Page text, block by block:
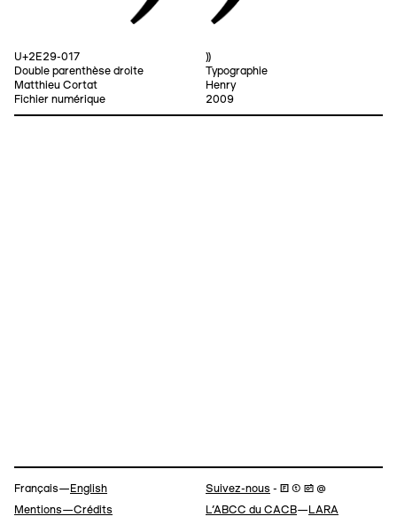
U+2E29-017
Double parenthèse droite
⸩
Typographie
Matthieu Cortat
Fichier numérique
Henry
2009
Navigation
Français— English Suivez-nous - 🄵 ⓣ 📷 @
Mentions—Crédits L’ABCC du CACB— LARA